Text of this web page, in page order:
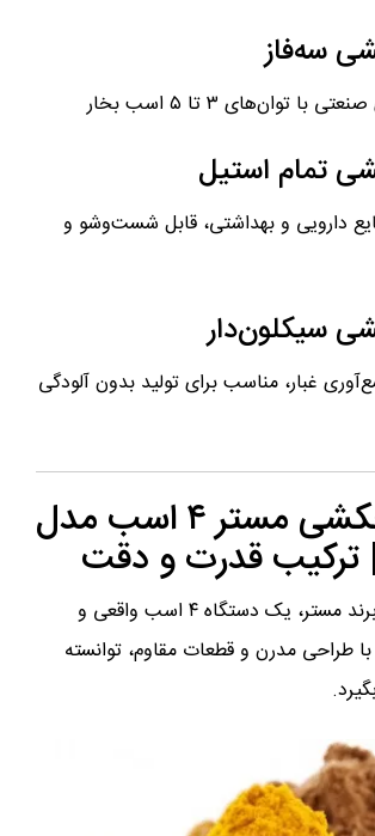
سه‌فاز
توان‌های ۳ تا ۵ اسب بخار
تمام استیل
دارویی و بهداشتی، قابل شست‌وشو و
سیکلون‌دار
غبار، مناسب برای تولید بدون آلودگی
آسیاب چکشی مستر ۴ اسب مدل
مدل MFC21 از برند مستر، یک دستگاه ۴ اسب واقعی و
طراحی مدرن و قطعات مقاوم، توانسته